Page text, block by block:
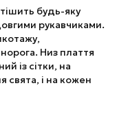
будь-яку
рукавчиками.
Низ плаття
із сітки, на
свята, і на кожен